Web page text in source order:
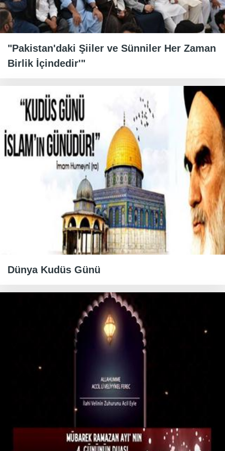
"Pakistan'daki Şiiler ve Sünniler Her Zaman
Birlik İçindedir'"
Dünya Kudüs Günü